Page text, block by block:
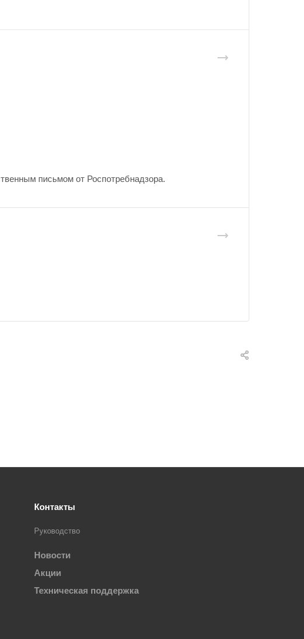
письмом от Роспотребнадзора.
Контакты
Руководство
Новости
Акции
Техническая поддержка